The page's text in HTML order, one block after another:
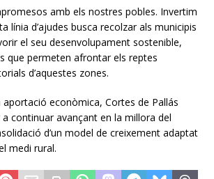
amb els nostres pobles. Invertim
línia d’ajudes busca recolzar als municipis
el seu desenvolupament sostenible,
que permeten afrontar els reptes
d’aquestes zones.
econòmica, Cortes de Pallás
continuar avançant en la millora del
d’un model de creixement adaptat
medi rural.